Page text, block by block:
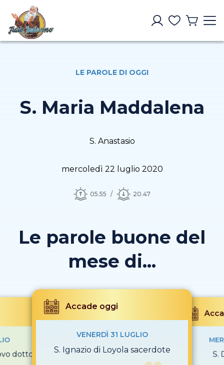
LE PAROLE DI OGGI
S. Maria Maddalena
S. Anastasio
mercoledì 22 luglio 2020
05.55 20.47
Le parole buone del
mese di...
dottore
Accade oggi
VENERDÌ 31 LUGLIO
S. Ignazio di Loyola sacerdote S.